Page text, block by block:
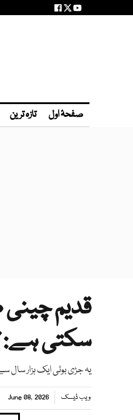
صفحۂ اول تازہ ترین
قدیم
سکتی ہے:
یہ جڑی بوٹی ایک ہزار
ویب ڈیسک June 08, 2026